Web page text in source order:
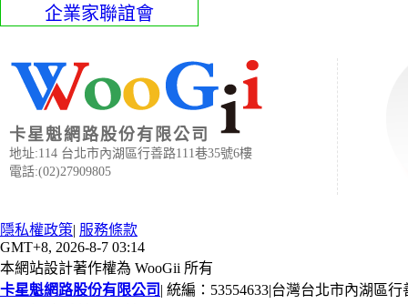
企業家聯誼會
卡星魁網路股份有限公司
地址:114 台北市內湖區行善路111巷35號6樓
電話:(02)27909805
隱私權政策| 服務條款
GMT+8, 2026-8-7 03:14
本網站設計著作權為 WooGii 所有
卡星魁網路股份有限公司 | 統編：53554633|台灣台北市內湖區行